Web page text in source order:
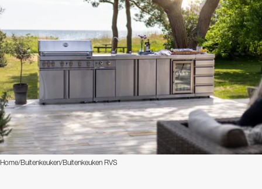
Home/Buitenkeuken/Buitenkeuken RVS